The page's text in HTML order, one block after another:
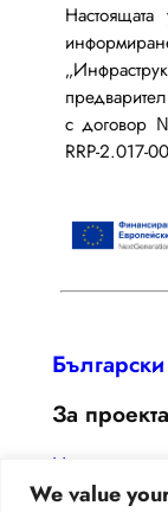
We value
с договор
RRP-2.017-
Български
За проекта
Цели
Резултати